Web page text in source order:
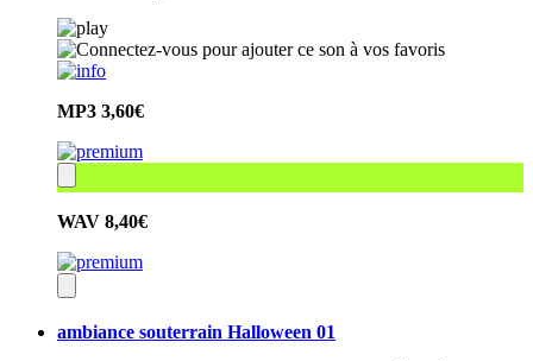
MP3 3,60€
WAV 8,40€
ambiance souterrain Halloween 01